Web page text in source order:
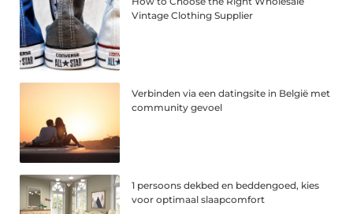
Vintage Clothing Supplier
Verbinden via een datingsite in België met
community gevoel
1 persoons dekbed en beddengoed, kies
voor optimaal slaapcomfort